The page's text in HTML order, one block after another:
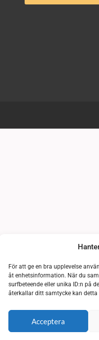
För att ge en bra upplevelse
åt enhetsinformation. När du
surfbeteende eller unika ID:n på
återkallar ditt samtycke kan
Acceptera